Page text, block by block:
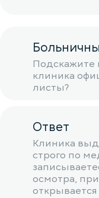
Подскажите
клиника
листы?
Ответ
Клиника
строго по
осмотра,